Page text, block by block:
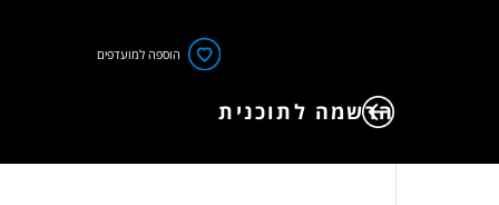
הוספה למועדפים
הרשמה לתוכנית